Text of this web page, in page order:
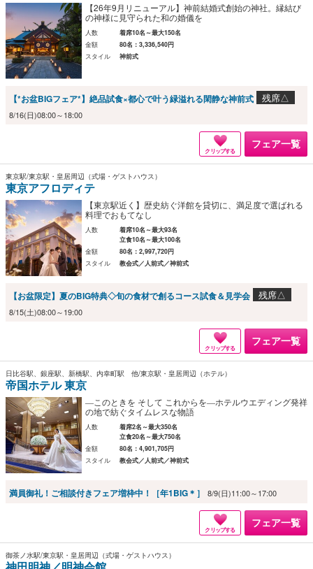
【26年9月リニューアル】神前結婚式創始の神社。縁結び
の神様に見守られた和の婚儀を
人数
着席10名～最大150名
金額
80名：3,336,540円
スタイル
神前式
【*お盆BIGフェア*】絶品試食×都心で叶う緑溢れる閑静な神前式 残席△
8/16(日)08:00～18:00
クリップする
フェア一覧
東京駅/東京駅・皇居周辺（式場・ゲストハウス）
東京アフロディテ
【東京駅近く】歴史紡ぐ洋館を貸切に、満足度で選ばれる
料理でおもてなし
人数
着席10名～最大93名
立食10名～最大100名
金額
80名：2,997,720円
スタイル
教会式／人前式／神前式
【お盆限定】夏のBIG特典◇旬の食材で創るコース試食＆見学会 残席△
8/15(土)08:00～19:00
クリップする
フェア一覧
日比谷駅、銀座駅、新橋駅、内幸町駅 他/東京駅・皇居周辺（ホテル）
帝国ホテル 東京
―このときを そして これからを―ホテルウエディング発祥
の地で紡ぐタイムレスな物語
人数
着席2名～最大350名
立食20名～最大750名
金額
80名：4,901,705円
スタイル
教会式／人前式／神前式
満員御礼！ご相談付きフェア増枠中！［年1BIG＊］ 8/9(日)11:00～17:00
クリップする
フェア一覧
御茶ノ水駅/東京駅・皇居周辺（式場・ゲストハウス）